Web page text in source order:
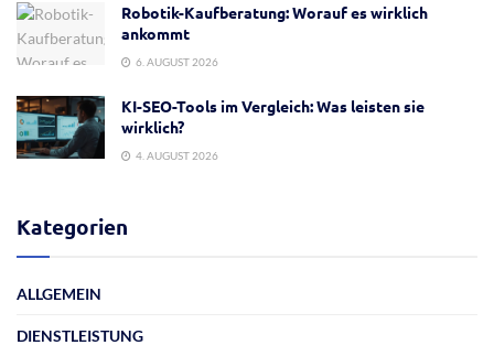
Robotik-Kaufberatung: Worauf es wirklich
ankommt
6. AUGUST 2026
KI-SEO-Tools im Vergleich: Was leisten sie
wirklich?
4. AUGUST 2026
Kategorien
ALLGEMEIN
DIENSTLEISTUNG